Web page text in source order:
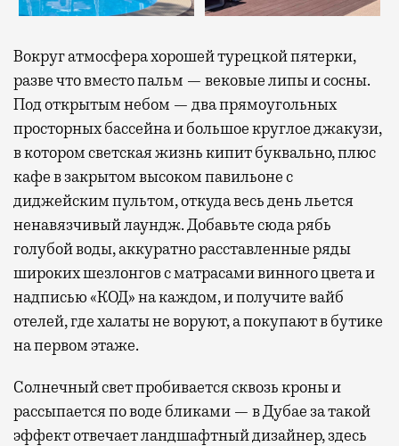
Вокруг атмосфера хорошей турецкой пятерки,
разве что вместо пальм — вековые липы и сосны.
Под открытым небом — два прямоугольных
просторных бассейна и большое круглое джакузи,
в котором светская жизнь кипит буквально, плюс
кафе в закрытом высоком павильоне с
диджейским пультом, откуда весь день льется
ненавязчивый лаундж. Добавьте сюда рябь
голубой воды, аккуратно расставленные ряды
широких шезлонгов с матрасами винного цвета и
надписью «КОД» на каждом, и получите вайб
отелей, где халаты не воруют, а покупают в бутике
на первом этаже.
Солнечный свет пробивается сквозь кроны и
рассыпается по воде бликами — в Дубае за такой
эффект отвечает ландшафтный дизайнер, здесь